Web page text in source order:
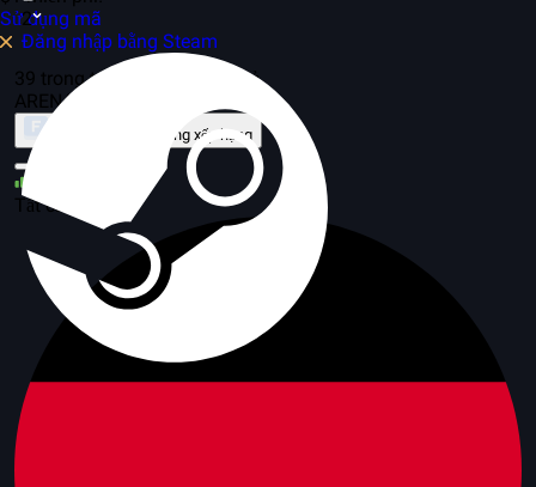
2
Đăng nhập bằng Steam
Sử dụng mã
39 trong trò chơi, 29 máy chủ
ARENA
Bảng xếp hạng
Tất cả